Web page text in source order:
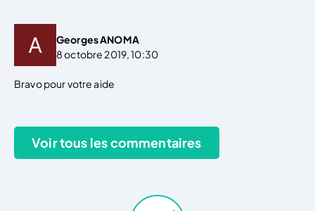
Georges ANOMA
8 octobre 2019, 10:30
Bravo pour votre aide